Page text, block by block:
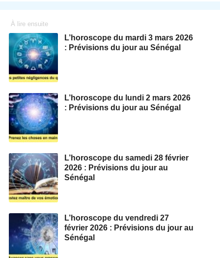
À lire ensuite
L’horoscope du mardi 3 mars 2026
: Prévisions du jour au Sénégal
L’horoscope du lundi 2 mars 2026
: Prévisions du jour au Sénégal
L’horoscope du samedi 28 février
2026 : Prévisions du jour au
Sénégal
L’horoscope du vendredi 27
février 2026 : Prévisions du jour au
Sénégal